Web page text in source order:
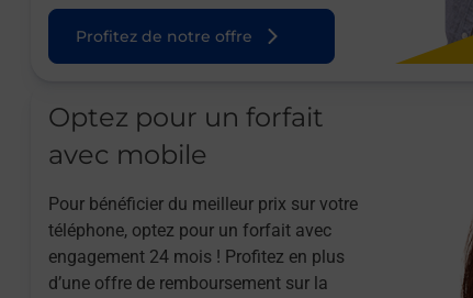
Profitez de notre offre
Optez pour un forfait
avec mobile
Pour bénéficier du meilleur prix sur votre
téléphone, optez pour un forfait avec
engagement 24 mois ! Profitez en plus
d’une offre de remboursement sur la